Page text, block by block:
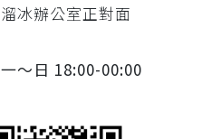
溜冰辦公室正對面
一～日 18:00-00:00